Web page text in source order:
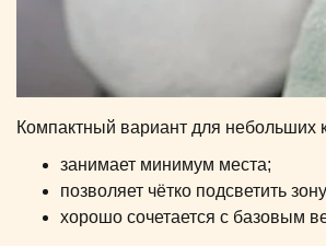
Компактный вариант для небольших
занимает минимум места;
позволяет чётко подсветить
хорошо сочетается с базовым